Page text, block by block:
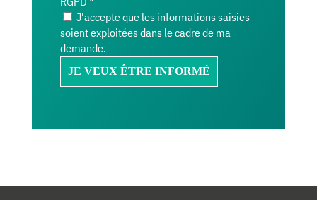
J'accepte que les informations saisies
soient exploitées dans le cadre de ma
demande.